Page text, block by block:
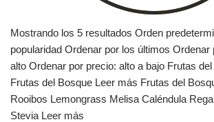
Mostrando los 5 resultados Orden
popularidad Ordenar por los últimos Ordenar
alto Ordenar por precio: alto a bajo Frutas
Frutas del Bosque Leer más Frutas del
Rooibos Lemongrass Melisa Caléndula
Stevia Leer más